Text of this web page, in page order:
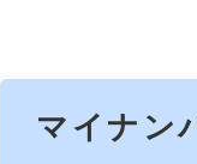
マイナン